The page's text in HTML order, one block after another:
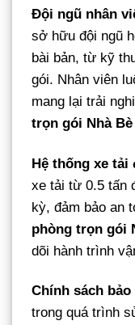
Đội ngũ nhân
sở hữu đội ngũ
bài bản, từ kỹ
gói. Nhân viên
mang lại trải
trọn gói Nhà Bè
Hệ thống xe tải
xe tải từ 0.5 tấn
kỳ, đảm bảo an
phòng trọn gói
dõi hành trình
Chính sách
trong quá trình